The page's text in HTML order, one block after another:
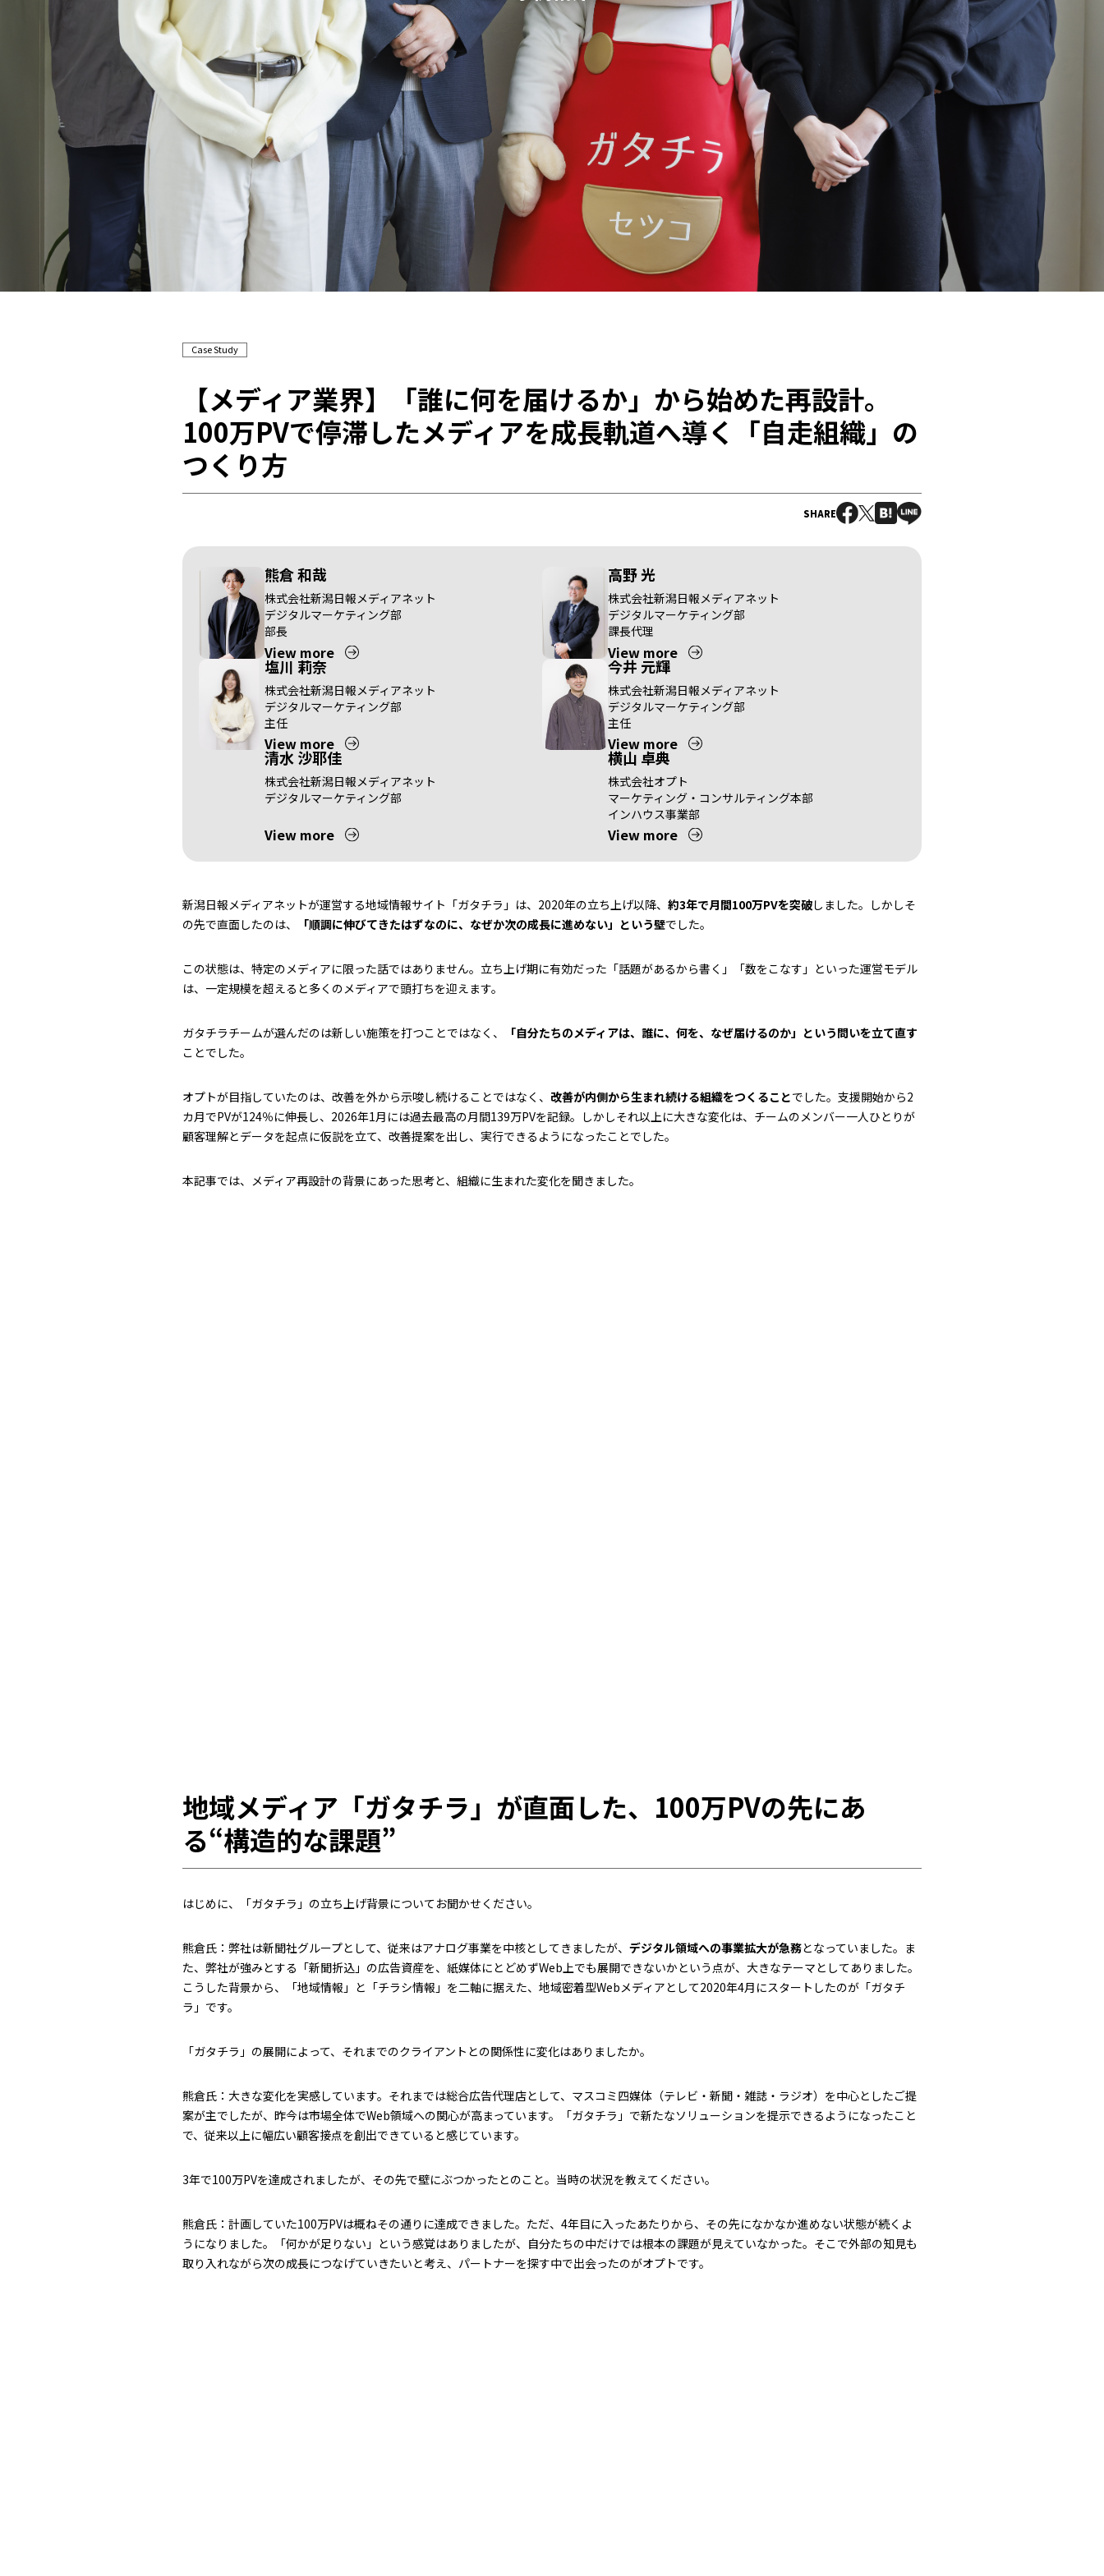
Case Study
【メディア業界】「誰に何を届けるか」から始めた再設計。
100万PVで停滞したメディアを成長軌道へ導く「自走組織」の
つくり方
SHARE
熊倉 和哉
株式会社新潟日報メディアネット
デジタルマーケティング部
部長
View more
高野 光
株式会社新潟日報メディアネット
デジタルマーケティング部
課長代理
View more
塩川 莉奈
株式会社新潟日報メディアネット
デジタルマーケティング部
主任
View more
今井 元輝
株式会社新潟日報メディアネット
デジタルマーケティング部
主任
View more
清水 沙耶佳
株式会社新潟日報メディアネット
デジタルマーケティング部
View more
横山 卓典
株式会社オプト
マーケティング・コンサルティング本部
インハウス事業部
View more
新潟日報メディアネットが運営する地域情報サイト「ガタチラ」は、2020年の立ち上げ以降、 約3年で月間100万PVを突破しました。しかしそ
の先で直面したのは、
「順調に伸びてきたはずなのに、なぜか次の成長に進めない」という壁でした。
この状態は、特定のメディアに限った話ではありません。立ち上げ期に有効だった「話題があるから書く」「数をこなす」といった運営モデル
は、一定規模を超えると多くのメディアで頭打ちを迎えます。
ガタチラチームが選んだのは新しい施策を打つことではなく、
「自分たちのメディアは、誰に、何を、なぜ届けるのか」という問いを立て直す
ことでした。
オプトが目指していたのは、改善を外から示唆し続けることではなく、 改善が内側から生まれ続ける組織をつくることでした。支援開始から2
カ月でPVが124％に伸長し、2026年1月には過去最高の月間139万PVを記録。しかしそれ以上に大きな変化は、チームのメンバー一人ひとりが
顧客理解とデータを起点に仮説を立て、改善提案を出し、実行できるようになったことでした。
本記事では、メディア再設計の背景にあった思考と、組織に生まれた変化を聞きました。
地域メディア「ガタチラ」が直面した、100万PVの先にあ
る“構造的な課題”
――はじめに、「ガタチラ」の立ち上げ背景についてお聞かせください。
熊倉氏：弊社は新聞社グループとして、従来はアナログ事業を中核としてきましたが、 デジタル領域への事業拡大が急務となっていました。ま
た、弊社が強みとする「新聞折込」の広告資産を、紙媒体にとどめずWeb上でも展開できないかという点が、大きなテーマとしてありました。
こうした背景から、「地域情報」と「チラシ情報」を二軸に据えた、地域密着型Webメディアとして2020年4月にスタートしたのが「ガタチ
ラ」です。
――「ガタチラ」の展開によって、それまでのクライアントとの関係性に変化はありましたか。
熊倉氏：大きな変化を実感しています。それまでは総合広告代理店として、マスコミ四媒体（テレビ・新聞・雑誌・ラジオ）を中心としたご提
案が主でしたが、昨今は市場全体でWeb領域への関心が高まっています。「ガタチラ」で新たなソリューションを提示できるようになったこと
で、従来以上に幅広い顧客接点を創出できていると感じています。
――3年で100万PVを達成されましたが、その先で壁にぶつかったとのこと。当時の状況を教えてください。
熊倉氏：計画していた100万PVは概ねその通りに達成できました。ただ、4年目に入ったあたりから、その先になかなか進めない状態が続くよ
うになりました。「何かが足りない」という感覚はありましたが、自分たちの中だけでは根本の課題が見えていなかった。そこで外部の知見も
取り入れながら次の成長につなげていきたいと考え、パートナーを探す中で出会ったのがオプトです。